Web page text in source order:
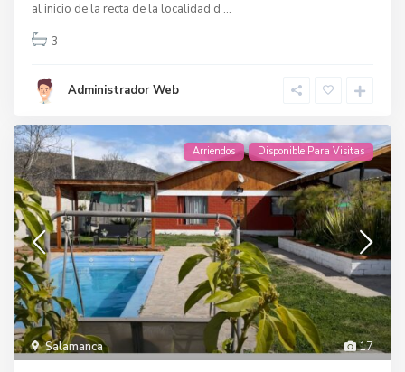
al inicio de la recta de la localidad d ...
3
Administrador Web
17
Salamanca
Arriendos Disponible Para Visitas